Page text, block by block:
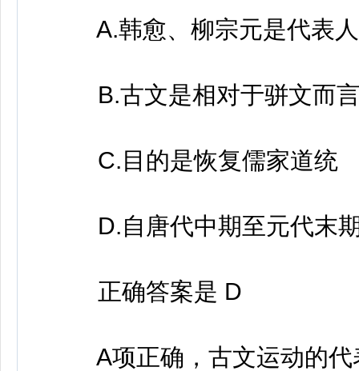
A.韩愈、柳宗元是代表
B.古文是相对于骈文而
C.目的是恢复儒家道统
D.自唐代中期至元代末
正确答案是 D
A项正确，古文运动的代